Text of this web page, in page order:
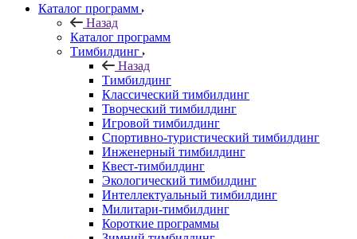
Каталог программ
Назад
Каталог программ
Тимбилдинг
Назад
Тимбилдинг
Классический тимбилдинг
Творческий тимбилдинг
Игровой тимбилдинг
Спортивно-туристический тимбилдинг
Инженерный тимбилдинг
Квест-тимбилдинг
Экологический тимбилдинг
Интеллектуальный тимбилдинг
Милитари-тимбилдинг
Короткие программы